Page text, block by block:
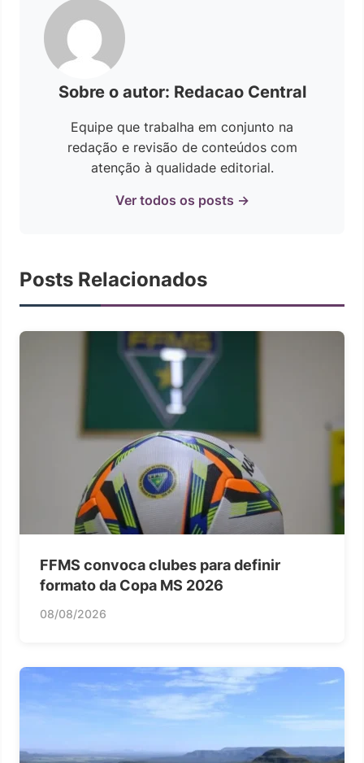
Sobre o autor: Redacao Central
Equipe que trabalha em conjunto na
redação e revisão de conteúdos com
atenção à qualidade editorial.
Ver todos os posts →
Posts Relacionados
FFMS convoca clubes para definir
formato da Copa MS 2026
08/08/2026